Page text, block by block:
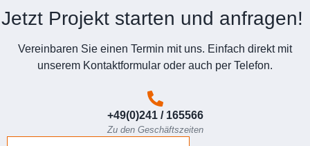
Jetzt Projekt starten und anfragen!
Vereinbaren Sie einen Termin mit uns. Einfach direkt mit
unserem Kontaktformular oder auch per Telefon.
+49(0)241 / 165566
Zu den Geschäftszeiten